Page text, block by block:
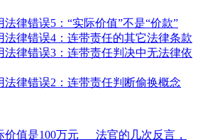
律错误5：“实际价值”不是“价款”
法律错误4：连带责任的其它法律条款
法律错误3：连带责任判决中无法律依
法律错误2：连带责任判断偷换概念
值是100万元___法官的几次反言，